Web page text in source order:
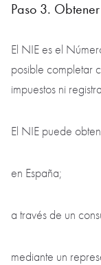
Paso 3.
El NIE es el
posible completar
impuestos ni
El NIE puede
en España;
a través de un
mediante un